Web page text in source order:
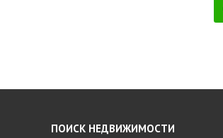
ПОИСК НЕДВИЖИМОСТИ